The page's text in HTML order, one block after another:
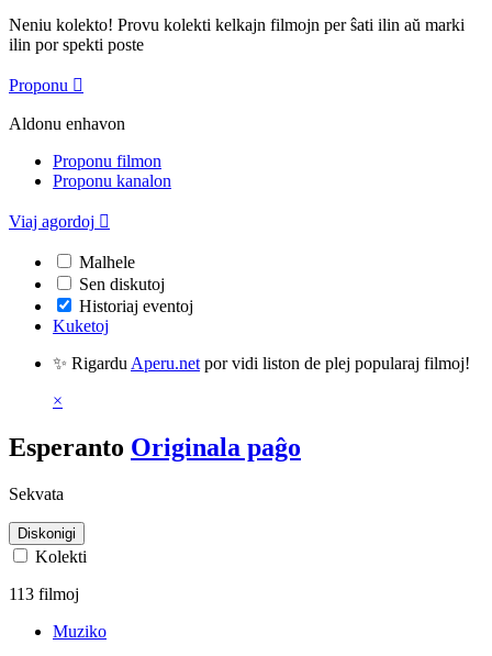
Neniu kolekto! Provu kolekti kelkajn filmojn per ŝati ilin aŭ marki
ilin por spekti poste
Proponu 
Aldonu enhavon
Proponu filmon
Proponu kanalon
Viaj agordoj 
Malhele
Sen diskutoj
Historiaj eventoj
Kuketoj
✨ Rigardu Aperu.net por vidi liston de plej popularaj filmoj!
×
Esperanto Originala paĝo
Sekvata
Diskonigi
Kolekti
113 filmoj
Muziko